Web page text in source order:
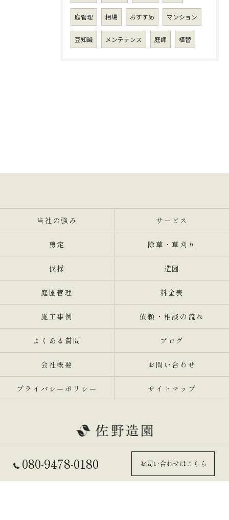
庭管理 相場 おすすめ マンション
豆知識 メンテナンス 庭師 植替
080-9478-0180 お問い合わせはこちら
当社の強み サービス
剪定 除草・草刈り
伐採 造園
庭園管理 料金表
施工事例 依頼・相談の流れ
よくある質問 ブログ
会社概要 お問い合わせ
プライバシーポリシー サイトマップ
© 2026 兵庫県東灘区の剪定業者なら佐野造園 ALL RIGHTS RESERVED.